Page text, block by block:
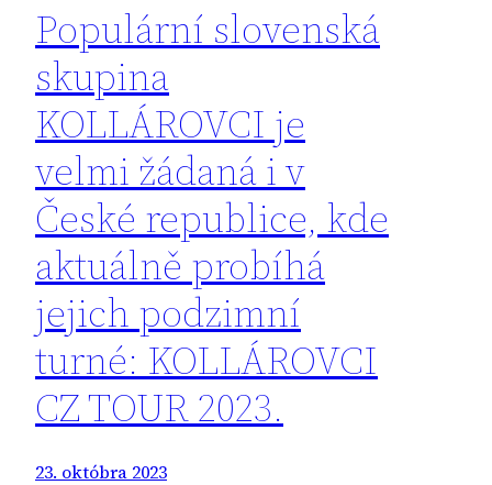
Populární slovenská
skupina
KOLLÁROVCI je
velmi žádaná i v
České republice, kde
aktuálně probíhá
jejich podzimní
turné: KOLLÁROVCI
CZ TOUR 2023.
23. októbra 2023